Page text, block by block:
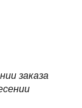
заказа